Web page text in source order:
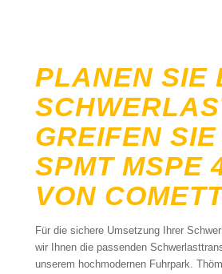
PLANEN SIE
GREIFEN
SPMT MSPE
VON
Für die sichere Umsetzung Ihrer
wir Ihnen die passenden
unserem hochmodernen Fuhrpark.